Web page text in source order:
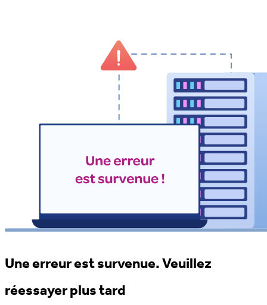
Une erreur est survenue. Veuillez
réessayer plus tard